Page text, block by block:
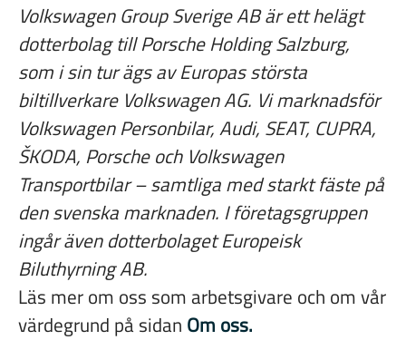
Volkswagen Group Sverige AB är ett helägt
dotterbolag till Porsche Holding Salzburg,
som i sin tur ägs av Europas största
biltillverkare Volkswagen AG. Vi marknadsför
Volkswagen Personbilar, Audi, SEAT, CUPRA,
ŠKODA, Porsche och Volkswagen
Transportbilar – samtliga med starkt fäste på
den svenska marknaden. I företagsgruppen
ingår även dotterbolaget Europeisk
Biluthyrning AB.
Läs mer om oss som arbetsgivare och om vår
värdegrund på sidan Om oss.